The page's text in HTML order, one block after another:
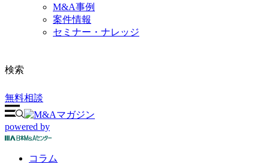
M&A事例
案件情報
セミナー・ナレッジ
検索
無料相談
powered by
コラム